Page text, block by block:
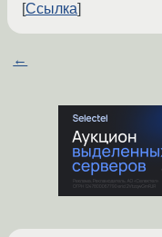
Ссылка
←